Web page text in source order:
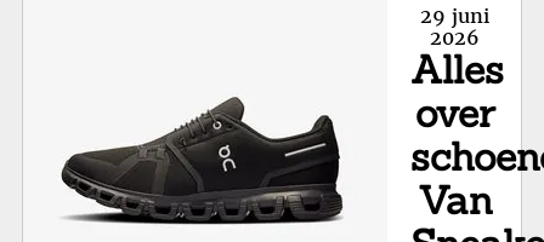
Posted
on
29 juni
2026
Alles
over
Van